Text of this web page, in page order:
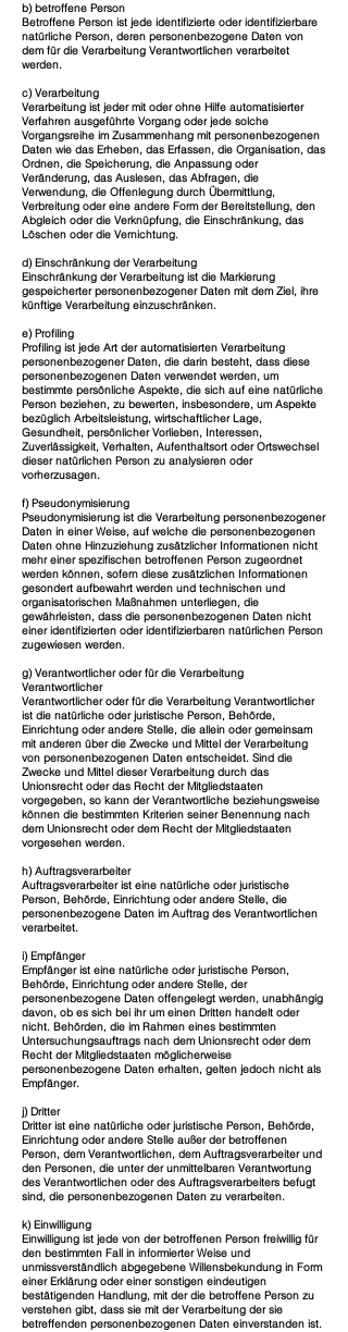
b) betroffene Person
Betroffene Person ist jede identifizierte oder identifizierbare
natürliche Person, deren personenbezogene Daten von
dem für die Verarbeitung Verantwortlichen verarbeitet
werden.
c) Verarbeitung
Verarbeitung ist jeder mit oder ohne Hilfe automatisierter
Verfahren ausgeführte Vorgang oder jede solche
Vorgangsreihe im Zusammenhang mit personenbezogenen
Daten wie das Erheben, das Erfassen, die Organisation, das
Ordnen, die Speicherung, die Anpassung oder
Veränderung, das Auslesen, das Abfragen, die
Verwendung, die Offenlegung durch Übermittlung,
Verbreitung oder eine andere Form der Bereitstellung, den
Abgleich oder die Verknüpfung, die Einschränkung, das
Löschen oder die Vernichtung.
d) Einschränkung der Verarbeitung
Einschränkung der Verarbeitung ist die Markierung
gespeicherter personenbezogener Daten mit dem Ziel, ihre
künftige Verarbeitung einzuschränken.
e) Profiling
Profiling ist jede Art der automatisierten Verarbeitung
personenbezogener Daten, die darin besteht, dass diese
personenbezogenen Daten verwendet werden, um
bestimmte persönliche Aspekte, die sich auf eine natürliche
Person beziehen, zu bewerten, insbesondere, um Aspekte
bezüglich Arbeitsleistung, wirtschaftlicher Lage,
Gesundheit, persönlicher Vorlieben, Interessen,
Zuverlässigkeit, Verhalten, Aufenthaltsort oder Ortswechsel
dieser natürlichen Person zu analysieren oder
vorherzusagen.
f) Pseudonymisierung
Pseudonymisierung ist die Verarbeitung personenbezogener
Daten in einer Weise, auf welche die personenbezogenen
Daten ohne Hinzuziehung zusätzlicher Informationen nicht
mehr einer spezifischen betroffenen Person zugeordnet
werden können, sofern diese zusätzlichen Informationen
gesondert aufbewahrt werden und technischen und
organisatorischen Maßnahmen unterliegen, die
gewährleisten, dass die personenbezogenen Daten nicht
einer identifizierten oder identifizierbaren natürlichen Person
zugewiesen werden.
g) Verantwortlicher oder für die Verarbeitung
Verantwortlicher
Verantwortlicher oder für die Verarbeitung Verantwortlicher
ist die natürliche oder juristische Person, Behörde,
Einrichtung oder andere Stelle, die allein oder gemeinsam
mit anderen über die Zwecke und Mittel der Verarbeitung
von personenbezogenen Daten entscheidet. Sind die
Zwecke und Mittel dieser Verarbeitung durch das
Unionsrecht oder das Recht der Mitgliedstaaten
vorgegeben, so kann der Verantwortliche beziehungsweise
können die bestimmten Kriterien seiner Benennung nach
dem Unionsrecht oder dem Recht der Mitgliedstaaten
vorgesehen werden.
h) Auftragsverarbeiter
Auftragsverarbeiter ist eine natürliche oder juristische
Person, Behörde, Einrichtung oder andere Stelle, die
personenbezogene Daten im Auftrag des Verantwortlichen
verarbeitet.
i) Empfänger
Empfänger ist eine natürliche oder juristische Person,
Behörde, Einrichtung oder andere Stelle, der
personenbezogene Daten offengelegt werden, unabhängig
davon, ob es sich bei ihr um einen Dritten handelt oder
nicht. Behörden, die im Rahmen eines bestimmten
Untersuchungsauftrags nach dem Unionsrecht oder dem
Recht der Mitgliedstaaten möglicherweise
personenbezogene Daten erhalten, gelten jedoch nicht als
Empfänger.
j) Dritter
Dritter ist eine natürliche oder juristische Person, Behörde,
Einrichtung oder andere Stelle außer der betroffenen
Person, dem Verantwortlichen, dem Auftragsverarbeiter und
den Personen, die unter der unmittelbaren Verantwortung
des Verantwortlichen oder des Auftragsverarbeiters befugt
sind, die personenbezogenen Daten zu verarbeiten.
k) Einwilligung
Einwilligung ist jede von der betroffenen Person freiwillig für
den bestimmten Fall in informierter Weise und
unmissverständlich abgegebene Willensbekundung in Form
einer Erklärung oder einer sonstigen eindeutigen
bestätigenden Handlung, mit der die betroffene Person zu
verstehen gibt, dass sie mit der Verarbeitung der sie
betreffenden personenbezogenen Daten einverstanden ist.